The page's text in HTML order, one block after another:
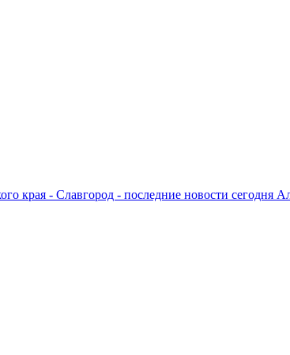
края - Славгород - последние новости сегодня